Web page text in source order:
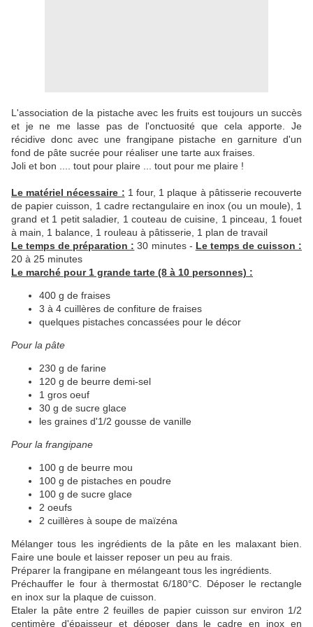
L'association de la pistache avec les fruits est toujours un succès
et je ne me lasse pas de l'onctuosité que cela apporte. Je
récidive donc avec une frangipane pistache en garniture d'un
fond de pâte sucrée pour réaliser une tarte aux fraises.
Joli et bon .... tout pour plaire ... tout pour me plaire !
Le matériel nécessaire : 1 four, 1 plaque à pâtisserie recouverte
de papier cuisson, 1 cadre rectangulaire en inox (ou un moule), 1
grand et 1 petit saladier, 1 couteau de cuisine, 1 pinceau, 1 fouet
à main, 1 balance, 1 rouleau à pâtisserie, 1 plan de travail
Le temps de préparation : 30 minutes - Le temps de cuisson :
20 à 25 minutes
Le marché pour 1 grande tarte (8 à 10 personnes) :
400 g de fraises
3 à 4 cuillères de confiture de fraises
quelques pistaches concassées pour le décor
​Pour la pâte
230 g de farine
120 g de beurre demi-sel
1 gros oeuf
30 g de sucre glace
les graines d'1/2 gousse de vanille
Pour la frangipane
100 g de beurre mou
100 g de pistaches en poudre
100 g de sucre glace
2 oeufs
2 cuillères à soupe de maïzéna
Mélanger tous les ingrédients de la pâte en les malaxant bien.
Faire une boule et laisser reposer un peu au frais.
Préparer la frangipane en mélangeant tous les ingrédients.
Préchauffer le four à thermostat 6/180°C. Déposer le rectangle
en inox sur la plaque de cuisson.
Etaler la pâte entre 2 feuilles de papier cuisson sur environ 1/2
centimère d'épaisseur et déposer dans le cadre en inox en